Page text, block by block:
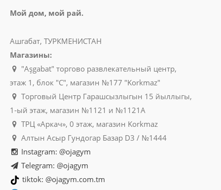
Мой дом, мой рай.
Ашгабат, ТУРКМЕНИСТАН
Магазины:
"Aşgabat" торгово развлекательный центр,
этаж 1, блок "C", магазин №177 "Korkmaz"
Торговый Центр Гарашсызлыгын 15 йыллыгы,
1-ый этаж, магазин №1121 и №1121A
ТРЦ «Аркач», 0 этаж, магазин Korkmaz
Алтын Асыр Гундогар Базар D3 / №1444
Instagram: @ojagym
Telegram: @ojagym
tiktok: @ojagym.com.tm